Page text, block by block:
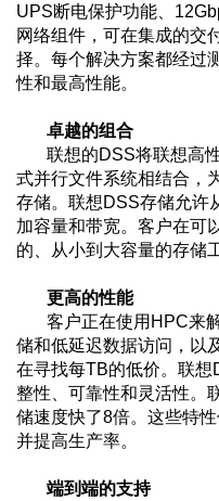
UPS断电保护功能、
网络组件，可在集成的交
择。每个解决方案都经过
性和最高性能。
卓越的组合
联想的DSS将联想高
式并行文件系统相结合，
存储。联想DSS存储允许
加容量和带宽。客户在可
的、从小到大容量的存储
更高的性能
客户正在使用HPC来
储和低延迟数据访问，以
在寻找每TB的低价。联
整性、可靠性和灵活性。
储速度快了8倍。这些特
并提高生产率。
端到端的支持